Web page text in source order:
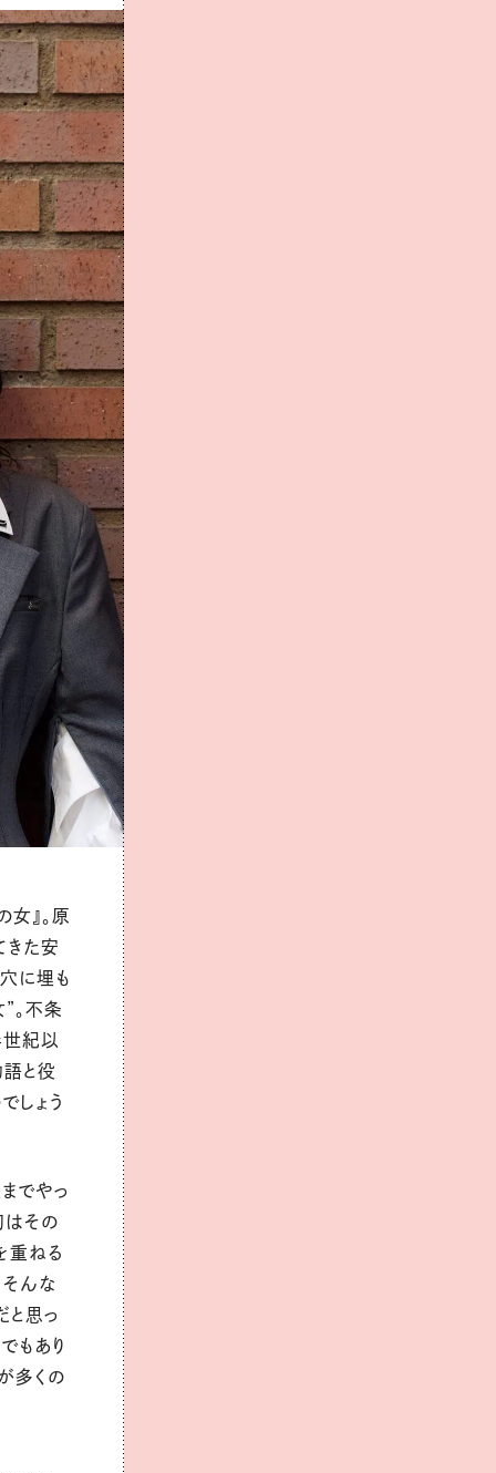
』。原
きた安
に埋も
。不条
世紀以
語と役
しょう
でやっ
はその
重ねる
そんな
と思っ
もあり
多くの